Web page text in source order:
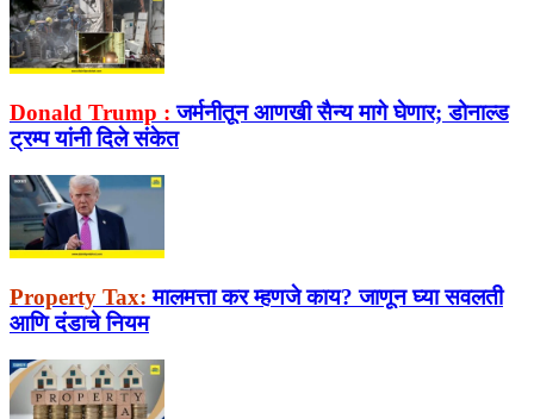
Donald Trump : जर्मनीतून आणखी सैन्य मागे घेणार; डोनाल्ड
ट्रम्प यांनी दिले संकेत
Property Tax: मालमत्ता कर म्हणजे काय? जाणून घ्या सवलती
आणि दंडाचे नियम